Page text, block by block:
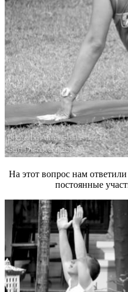
На этот вопрос нам
постоянные